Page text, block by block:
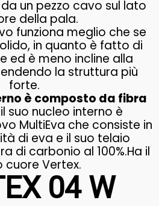
un pezzo cavo sul lato
della pala.
funziona meglio che se
in quanto è fatto di
ed è meno incline alla
la struttura più
forte.
è composto da fibra
suo nucleo interno è
MultiEva che consiste in
di eva e il suo telaio
di carbonio al 100%.Ha il
cuore Vertex.
04 W